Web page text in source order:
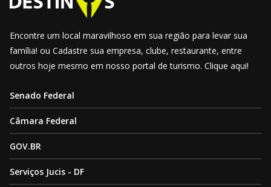
Encontre um local maravilhoso em sua região para levar sua
família! ou Cadastre sua empresa, clube, restaurante, entre
outros hoje mesmo em nosso portal de turismo. Clique aqui!
Senado Federal
Câmara Federal
GOV.BR
Serviços Jucis - DF